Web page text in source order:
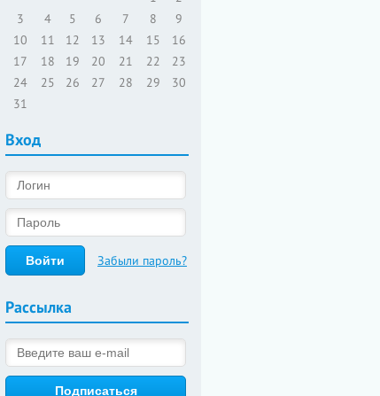
3
4 5 6 7 8
9
10
11 12 13 14 15
16
17
18 19 20 21 22
23
24
25 26 27 28 29
30
31
Вход
Забыли пароль?
Рассылка